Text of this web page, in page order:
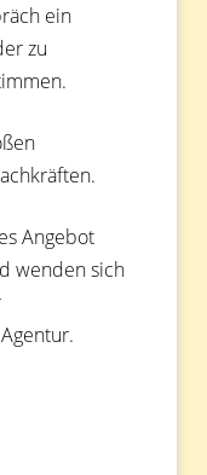
ein
zu
Angebot
wenden sich